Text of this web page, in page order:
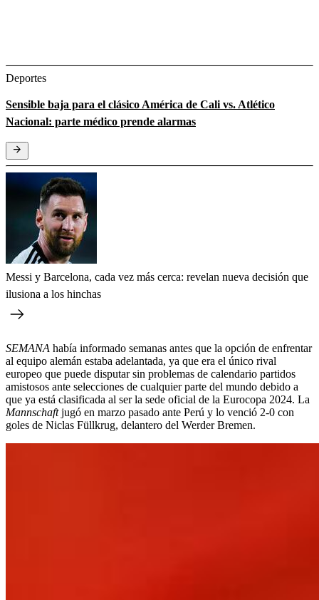
Deportes
Sensible baja para el clásico América de Cali vs. Atlético
Nacional: parte médico prende alarmas
Messi y Barcelona, cada vez más cerca: revelan nueva decisión que
ilusiona a los hinchas
SEMANA había informado semanas antes que la opción de enfrentar
al equipo alemán estaba adelantada, ya que era el único rival
europeo que puede disputar sin problemas de calendario partidos
amistosos ante selecciones de cualquier parte del mundo debido a
que ya está clasificada al ser la sede oficial de la Eurocopa 2024. La
Mannschaftjugó en marzo pasado ante Perú y lo venció 2-0 con
goles de Niclas Füllkrug, delantero del Werder Bremen.